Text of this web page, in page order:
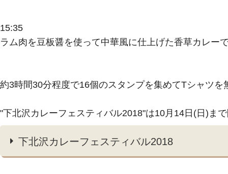
15:35
ラム肉を豆板醤を使って中華風に仕上げた香草カレー
約3時間30分程度で16個のスタンプを集めてTシャツを
"下北沢カレーフェスティバル2018"は10月14日(日)ま
下北沢カレーフェスティバル2018